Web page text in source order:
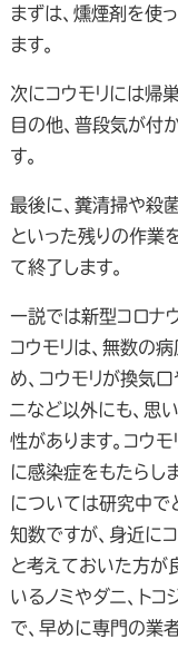
まずは、燻煙剤を使
ます。
次にコウモリには帰
目の他、普段気が付
す。
最後に、糞清掃や殺
といった残りの作業
て終了します。
一説では新型コロナ
コウモリは、無数の
め、コウモリが換気
ニなど以外にも、思
性があります。コウ
に感染症をもたらし
については研究中で
知数ですが、身近に
と考えておいた方が
いるノミやダニ、ト
で、早めに専門の業